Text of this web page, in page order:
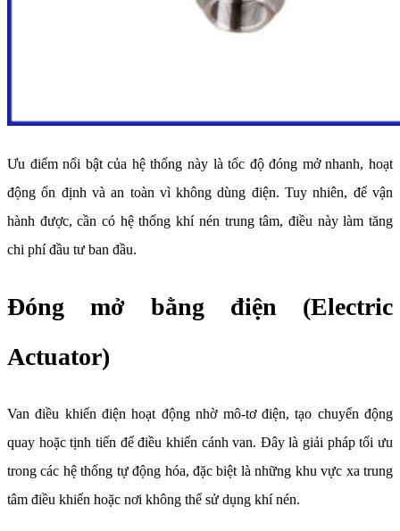
Ưu điểm nổi bật của hệ thống này là tốc độ đóng mở nhanh, hoạt
động ổn định và an toàn vì không dùng điện. Tuy nhiên, để vận
hành được, cần có hệ thống khí nén trung tâm, điều này làm tăng
chi phí đầu tư ban đầu.
Đóng mở bằng điện (Electric
Actuator)
Van điều khiển điện hoạt động nhờ mô-tơ điện, tạo chuyển động
quay hoặc tịnh tiến để điều khiển cánh van. Đây là giải pháp tối ưu
trong các hệ thống tự động hóa, đặc biệt là những khu vực xa trung
tâm điều khiển hoặc nơi không thể sử dụng khí nén.